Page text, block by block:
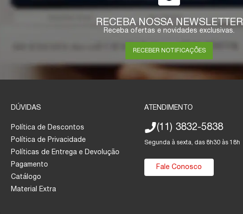
RECEBA NOSSA NEWSLETTER
Receba ofertas e novidades exclusivas.
RECEBER NOTIFICAÇÕES
DÚVIDAS
Política de Descontos
Política de Privacidade
Políticas de Entrega e Devolução
Pagamento
Catálogo
Material Extra
ATENDIMENTO
(11) 3832-5838
Segunda à sexta, das 8h30 às 18h
Fale Conosco